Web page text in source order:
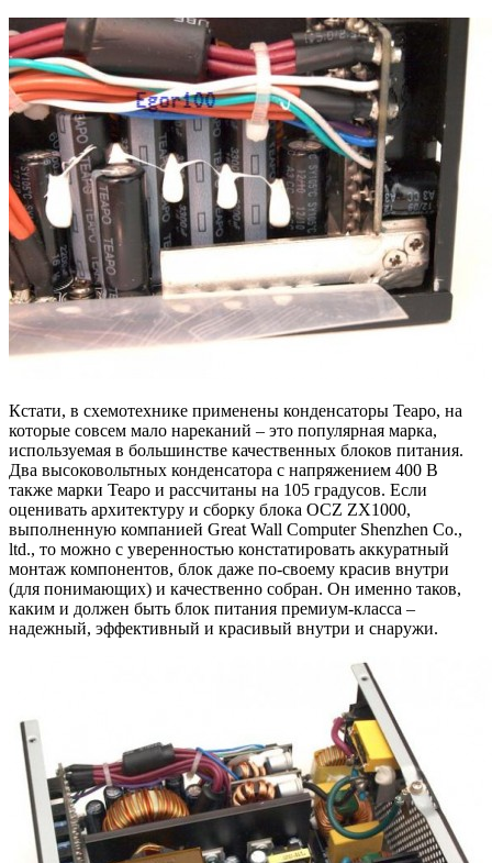
Кстати, в схемотехнике применены конденсаторы Teapo, на
которые совсем мало нареканий – это популярная марка,
используемая в большинстве качественных блоков питания.
Два высоковольтных конденсатора с напряжением 400 В
также марки Teapo и рассчитаны на 105 градусов. Если
оценивать архитектуру и сборку блока OCZ ZX1000,
выполненную компанией Great Wall Computer Shenzhen Co.,
ltd., то можно с уверенностью констатировать аккуратный
монтаж компонентов, блок даже по-своему красив внутри
(для понимающих) и качественно собран. Он именно таков,
каким и должен быть блок питания премиум-класса –
надежный, эффективный и красивый внутри и снаружи.